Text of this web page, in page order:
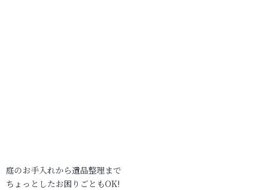
庭のお手入れから遺品整理まで
ちょっとしたお困りごともOK!